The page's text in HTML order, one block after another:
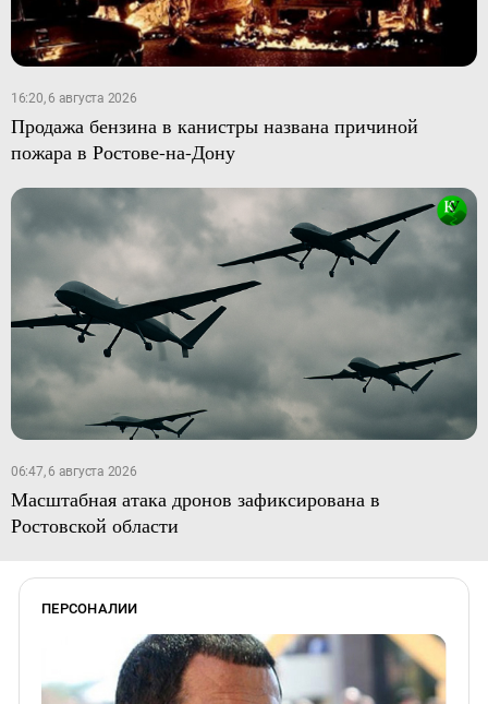
16:20, 6 августа 2026
Продажа бензина в канистры названа причиной
пожара в Ростове-на-Дону
06:47, 6 августа 2026
Масштабная атака дронов зафиксирована в
Ростовской области
ПЕРСОНАЛИИ